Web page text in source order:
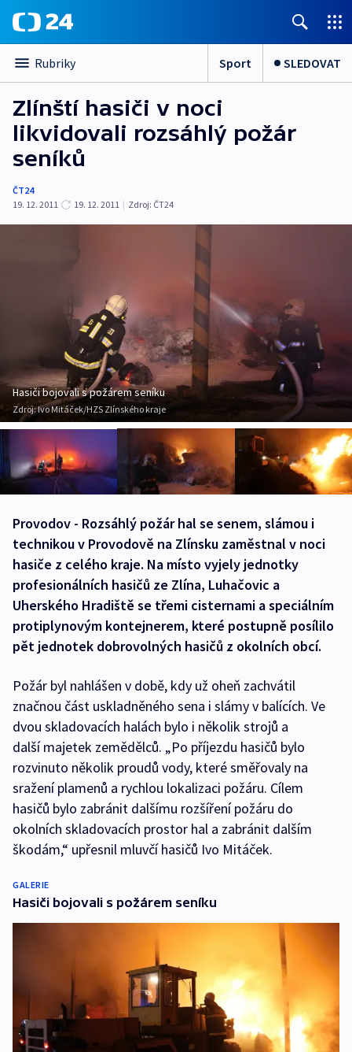
Rubriky Sport SLEDOVAT
Zlínští hasiči v noci
likvidovali rozsáhlý požár
seníků
ČT24
19. 12. 2011
19. 12. 2011 | Zdroj: ČT24
Hasiči bojovali s požárem seníku
Zdroj:Ivo Mitáček/HZS Zlínského kraje
Provodov - Rozsáhlý požár hal se senem, slámou i
technikou v Provodově na Zlínsku zaměstnal v noci
hasiče z celého kraje. Na místo vyjely jednotky
profesionálních hasičů ze Zlína, Luhačovic a
Uherského Hradiště se třemi cisternami a speciálním
protiplynovým kontejnerem, které postupně posílilo
pět jednotek dobrovolných hasičů z okolních obcí.
Požár byl nahlášen v době, kdy už oheň zachvátil
značnou část uskladněného sena i slámy v balících. Ve
dvou skladovacích halách bylo i několik strojů a
další majetek zemědělců. „Po příjezdu hasičů bylo
rozvinuto několik proudů vody, které směřovaly na
sražení plamenů a rychlou lokalizaci požáru. Cílem
hasičů bylo zabránit dalšímu rozšíření požáru do
okolních skladovacích prostor hal a zabránit dalším
škodám,“ upřesnil mluvčí hasičů Ivo Mitáček.
GALERIE
Hasiči bojovali s požárem seníku